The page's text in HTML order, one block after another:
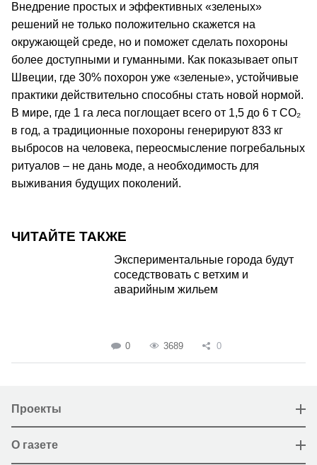
Внедрение простых и эффективных «зеленых»
решений не только положительно скажется на
окружающей среде, но и поможет сделать похороны
более доступными и гуманными. Как показывает опыт
Швеции, где 30% похорон уже «зеленые», устойчивые
практики действительно способны стать новой нормой.
В мире, где 1 га леса поглощает всего от 1,5 до 6 т CO₂
в год, а традиционные похороны генерируют 833 кг
выбросов на человека, переосмысление погребальных
ритуалов – не дань моде, а необходимость для
выживания будущих поколений.
ЧИТАЙТЕ ТАКЖЕ
Экспериментальные города будут
соседствовать с ветхим и
аварийным жильем
0 3689 0
Проекты
О газете